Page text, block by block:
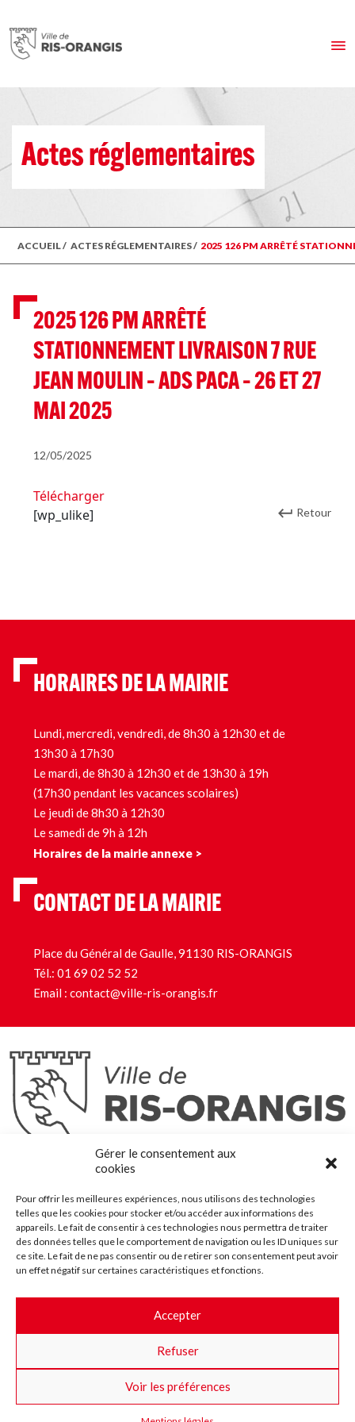
Gérer le consentement aux
cookies
Pour offrir les meilleures expériences, nous utilisons des technologies
telles que les cookies pour stocker et/ou accéder aux informations des
appareils. Le fait de consentir à ces technologies nous permettra de traiter
des données telles que le comportement de navigation ou les ID uniques sur
ce site. Le fait de ne pas consentir ou de retirer son consentement peut avoir
un effet négatif sur certaines caractéristiques et fonctions.
Accepter
Refuser
Voir les préférences
Actes réglementaires
ACCUEIL/ ACTES RÉGLEMENTAIRES/ 2025 126 PM ARRÊTÉ
2025 126 PM ARRÊTÉ
STATIONNEMENT LIVRAISON 7 RUE
JEAN MOULIN – ADS PACA – 26 ET 27
MAI 2025
12/05/2025
Télécharger
[wp_ulike]
Retour
HORAIRES DE LA MAIRIE
Lundi, mercredi, vendredi, de 8h30 à 12h30 et de
13h30 à 17h30
Le mardi, de 8h30 à 12h30 et de 13h30 à 19h
(17h30 pendant les vacances scolaires)
Le jeudi de 8h30 à 12h30
Le samedi de 9h à 12h
Horaires de la mairie annexe >
CONTACT DE LA MAIRIE
Place du Général de Gaulle, 91130 RIS-ORANGIS
Tél.: 01 69 02 52 52
Email : contact@ville-ris-orangis.fr
Ris-Orangis
@2022 — Tous droits réservés
Plan du site
Contact
Accessibilité
Crédits
Les marchés publics
Suggestions & Améliorations
Facebook
InstaTwitterYoutube